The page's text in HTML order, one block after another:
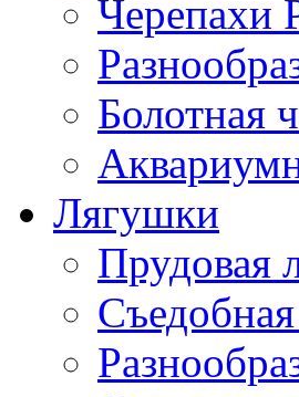
Черепахи
Болотная
Лягушки
Прудовая